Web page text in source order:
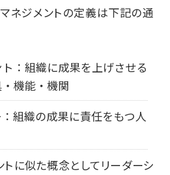
ネジメントの定義は下記の通
：組織に成果を上げさせる
機能・機関
組織の成果に責任をもつ人
トに似た概念としてリーダーシ